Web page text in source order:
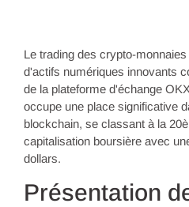
Le trading des crypto-
d'actifs numériques innovants
de la plateforme d'échange
occupe une place significative
blockchain, se classant à la
capitalisation boursière avec
dollars.
Présentation